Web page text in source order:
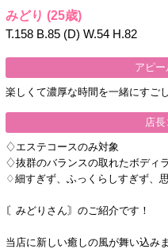
みどり (25歳)
T.158 B.85 (D) W.54 H.82
アピー
楽しくて濃厚な時間を一緒にすご
店長
♢エステコースのみ対象
♢抜群のバランスの取れたボディ
♢細すぎず、ふっくらしすぎず、
〘みどりさん〙のご紹介です！
当店に新しい癒しの風が舞い込み